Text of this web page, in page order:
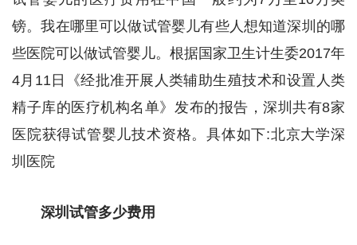
镑。我在哪里可以做试管婴儿有些人想知道深圳的哪
些医院可以做试管婴儿。根据国家卫生计生委2017年
4月11日《经批准开展人类辅助生殖技术和设置人类
精子库的医疗机构名单》发布的报告，深圳共有8家
医院获得试管婴儿技术资格。具体如下:北京大学深
圳医院
深圳试管多少费用